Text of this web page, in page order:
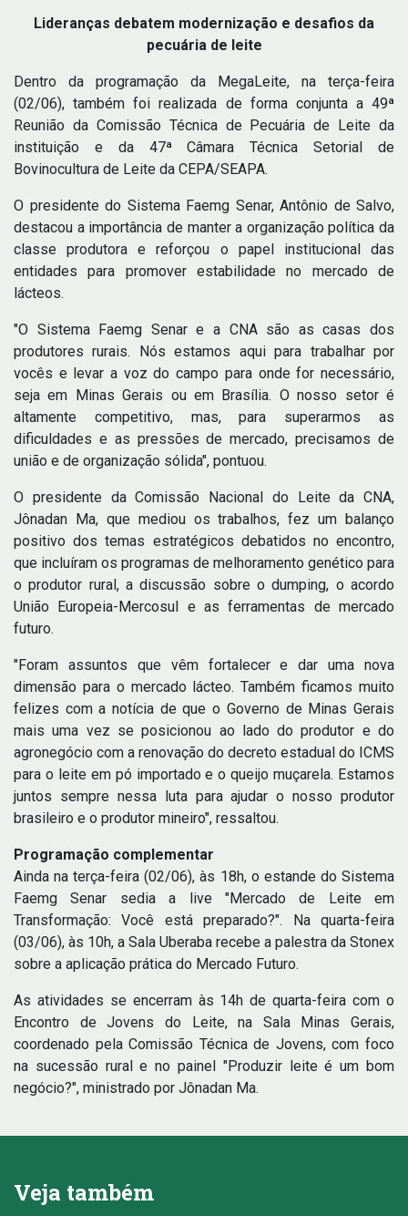
Lideranças debatem modernização e desafios da
pecuária de leite
Dentro da programação da MegaLeite, na terça-feira
(02/06), também foi realizada de forma conjunta a 49ª
Reunião da Comissão Técnica de Pecuária de Leite da
instituição e da 47ª Câmara Técnica Setorial de
Bovinocultura de Leite da CEPA/SEAPA.
O presidente do Sistema Faemg Senar, Antônio de Salvo,
destacou a importância de manter a organização política da
classe produtora e reforçou o papel institucional das
entidades para promover estabilidade no mercado de
lácteos.
"O Sistema Faemg Senar e a CNA são as casas dos
produtores rurais. Nós estamos aqui para trabalhar por
vocês e levar a voz do campo para onde for necessário,
seja em Minas Gerais ou em Brasília. O nosso setor é
altamente competitivo, mas, para superarmos as
dificuldades e as pressões de mercado, precisamos de
união e de organização sólida", pontuou.
O presidente da Comissão Nacional do Leite da CNA,
Jônadan Ma, que mediou os trabalhos, fez um balanço
positivo dos temas estratégicos debatidos no encontro,
que incluíram os programas de melhoramento genético para
o produtor rural, a discussão sobre o dumping, o acordo
União Europeia-Mercosul e as ferramentas de mercado
futuro.
"Foram assuntos que vêm fortalecer e dar uma nova
dimensão para o mercado lácteo. Também ficamos muito
felizes com a notícia de que o Governo de Minas Gerais
mais uma vez se posicionou ao lado do produtor e do
agronegócio com a renovação do decreto estadual do ICMS
para o leite em pó importado e o queijo muçarela. Estamos
juntos sempre nessa luta para ajudar o nosso produtor
brasileiro e o produtor mineiro", ressaltou.
Programação complementar
Ainda na terça-feira (02/06), às 18h, o estande do Sistema
Faemg Senar sedia a live "Mercado de Leite em
Transformação: Você está preparado?". Na quarta-feira
(03/06), às 10h, a Sala Uberaba recebe a palestra da Stonex
sobre a aplicação prática do Mercado Futuro.
As atividades se encerram às 14h de quarta-feira com o
Encontro de Jovens do Leite, na Sala Minas Gerais,
coordenado pela Comissão Técnica de Jovens, com foco
na sucessão rural e no painel "Produzir leite é um bom
negócio?", ministrado por Jônadan Ma.
Veja também